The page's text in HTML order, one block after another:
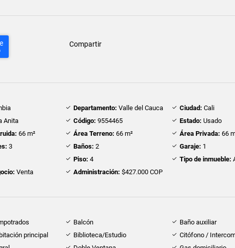
Compartir
Departamento: Valle del Cauca Ciudad: Cali
Anita Código: 9554465 Estado: Usado
66 m² Área Terreno: 66 m² Área Privada: 66
3 Baños: 2 Garaje: 1
Piso: 4 Tipo de inmueble:
Venta Administración: $427.000 COP
Balcón
Baño auxiliar
principal
Biblioteca/Estudio
Citófono /